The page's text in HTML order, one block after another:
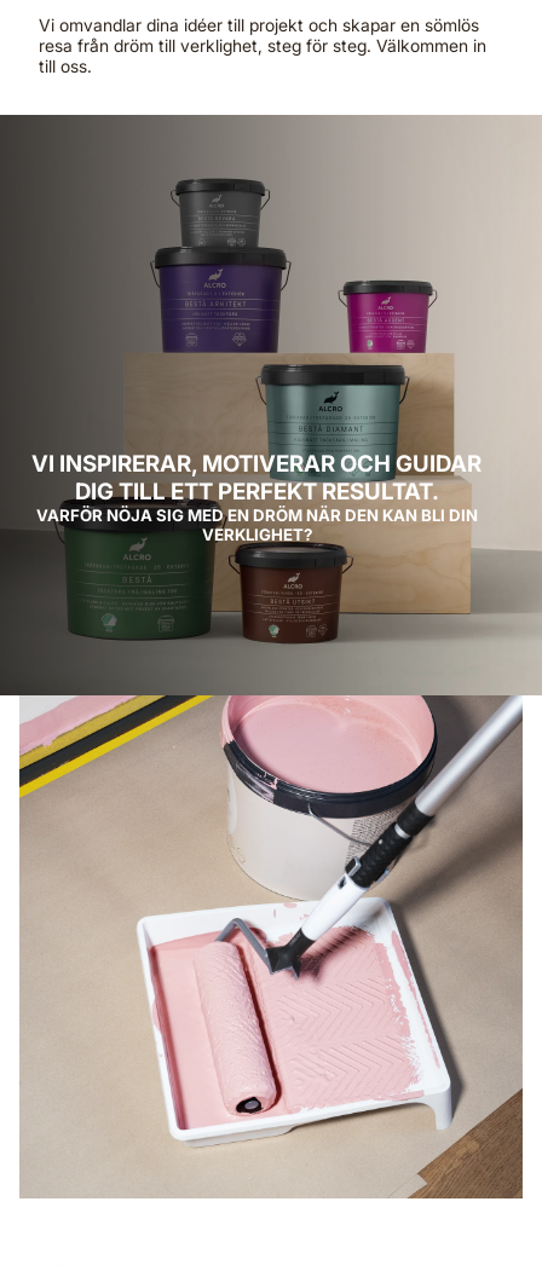
Vi omvandlar dina idéer till projekt och skapar en sömlös
resa från dröm till verklighet, steg för steg. Välkommen in
till oss.
VI INSPIRERAR, MOTIVERAR OCH GUIDAR
DIG TILL ETT PERFEKT RESULTAT.
VARFÖR NÖJA SIG MED EN DRÖM NÄR DEN KAN BLI DIN
VERKLIGHET?